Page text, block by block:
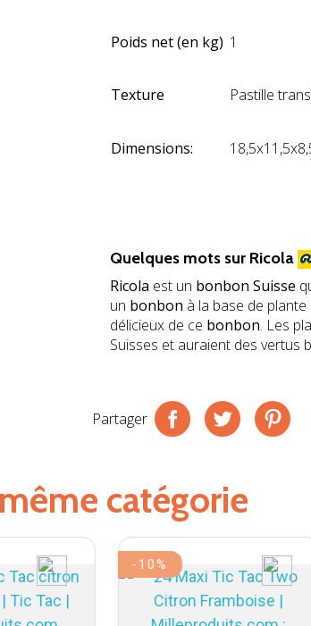
Poids net (en kg) 1
Texture Pastille
Dimensions:
Quelques mots sur Ricola
Ricola est un bonbon Suisse
un bonbon à la base de
délicieux de ce bonbon. Les
Suisses et auraient des vertus
Partager
catégorie
-10%